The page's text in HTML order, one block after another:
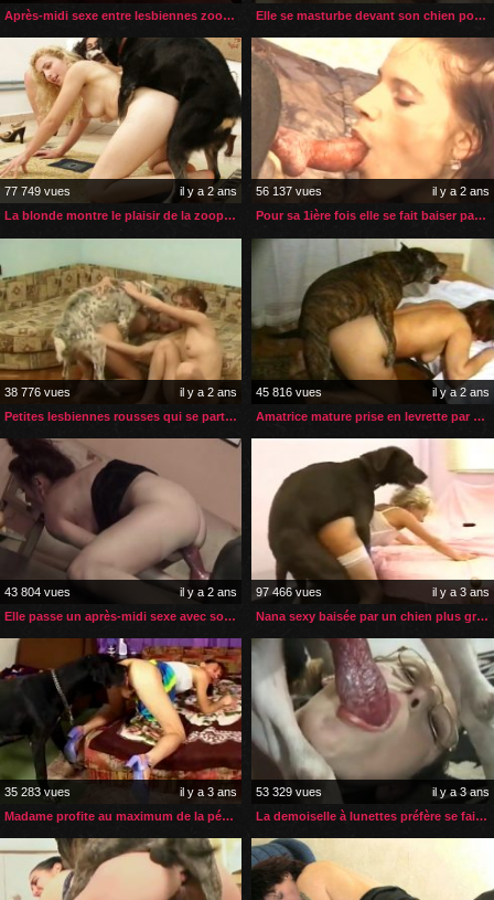
Après-midi sexe entre lesbiennes zoophiles et leur chien
Elle se masturbe devant son chien pour l’exciter
77 749 vues
il y a 2 ans
La blonde montre le plaisir de la zoophilie à sa copine
56 137 vues
il y a 2 ans
Pour sa 1ière fois elle se fait baiser par le chien de sa sœur
38 776 vues
il y a 2 ans
Petites lesbiennes rousses qui se partagent le sexe d’un chien
45 816 vues
il y a 2 ans
Amatrice mature prise en levrette par son boxer
43 804 vues
il y a 2 ans
Elle passe un après-midi sexe avec son gros chien
97 466 vues
il y a 3 ans
Nana sexy baisée par un chien plus gros qu’elle
35 283 vues
il y a 3 ans
Madame profite au maximum de la période de rut de son chien
53 329 vues
il y a 3 ans
La demoiselle à lunettes préfère se faire prendre par son chien